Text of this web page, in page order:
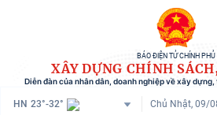
BÁO ĐIỆN TỬ CHÍNH PHỦ
XÂY DỰNG CHÍNH
Diễn đàn của nhân dân, doanh nghiệp về xây
HN 23°-32° Chủ Nhật, 09/